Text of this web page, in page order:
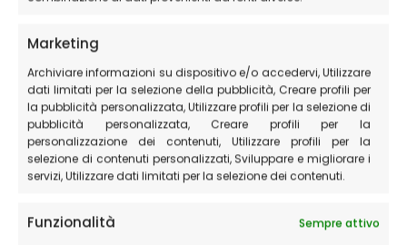
Marketing
Archiviare informazioni su dispositivo e/o accedervi, Utilizzare
dati limitati per la selezione della pubblicità, Creare profili per
la pubblicità personalizzata, Utilizzare profili per la selezione di
pubblicità personalizzata, Creare profili per la
personalizzazione dei contenuti, Utilizzare profili per la
selezione di contenuti personalizzati, Sviluppare e migliorare i
servizi, Utilizzare dati limitati per la selezione dei contenuti.
Funzionalità
Sempre attivo
dintorni di Castelluccio di Norcia
Norcia e il centro storico
Cascia e il Santuario di Santa Rita
Ferentillo e il museo delle mummie
Ascoli Piceno e la sua piazza